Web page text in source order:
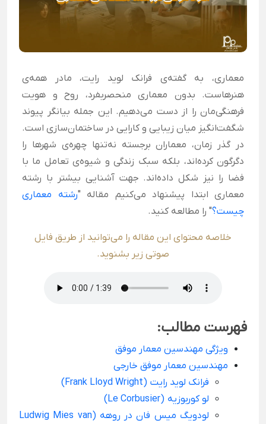
معماری، به گفته‌ی فرانک لوید رایت، مادر همه‌ی
هنرهاست. بدون معماری منحصربفرد، روح و هویت
فرهنگی‌مان را از دست می‌دهیم. این جمله بیانگر پیوند
شگفت‌انگیز میان زیبایی و کارایی در ساختمان‌سازی است.
در گذر زمان، معماران برجسته نه‌تنها چهره‌ی شهرها را
دگرگون کرده‌اند، بلکه سبک زندگی و شیوه‌ی تعامل ما با
فضا را نیز شکل داده‌اند. جهت آشنایی بیشتر با رشته
معماری ابتدا پیشنهاد می‌کنیم مقاله "رشته معماری
چیست؟" را مطالعه کنید.
خلاصه محتوای این مقاله را می‌توانید از طریق فایل
صوتی زیر بشنوید.
فهرست مطالب:
ویژگی مهندسین معمار موفق
مهندسین معمار موفق خارجی
فرانک لوید رایت (Frank Lloyd Wright)
لو کوربوزیه (Le Corbusier)
لودویگ میس فان در روهه (Ludwig Mies van